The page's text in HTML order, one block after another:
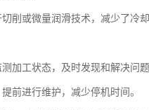
削或微量润滑技术，减少了冷
加工状态，及时发现和解决问
前进行维护，减少停机时间。